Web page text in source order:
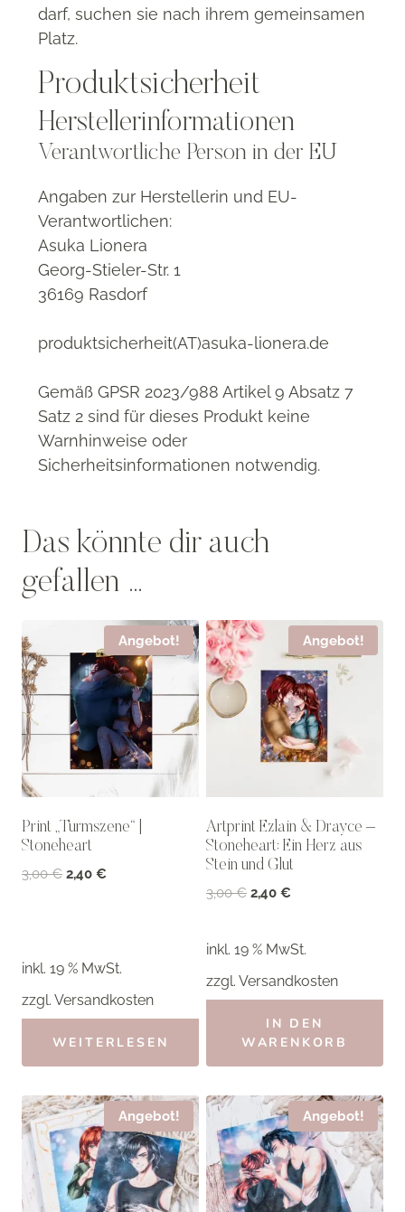
darf, suchen sie nach ihrem gemeinsamen
Platz.
Produktsicherheit
Herstellerinformationen
Verantwortliche Person in der EU
Angaben zur Herstellerin und EU-
Verantwortlichen:
Asuka Lionera
Georg-Stieler-Str. 1
36169 Rasdorf
produktsicherheit(AT)asuka-lionera.de
Gemäß GPSR 2023/988 Artikel 9 Absatz 7
Satz 2 sind für dieses Produkt keine
Warnhinweise oder
Sicherheitsinformationen notwendig.
Das könnte dir auch
gefallen …
Angebot!
Print „Turmszene“ |
Stoneheart
3,00€ Ursprünglicher
2,40 €
inkl. 19 % MwSt.
zzgl. Versandkosten
WEITERLESEN
Angebot!
Artprint Ezlain & Drayce –
Stoneheart: Ein Herz aus
Stein und Glut
3,00€ Ursprünglicher
3,00 €
2,40 €
2,40 €.
inkl. 19 % MwSt.
zzgl. Versandkosten
IN DEN
WARENKORB
Angebot! Angebot!